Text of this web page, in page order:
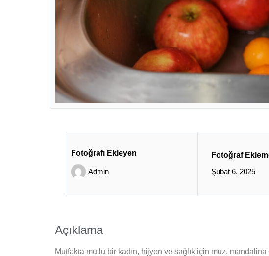
Fotoğrafı Ekleyen
Admin
Fotoğraf
Şubat 6, 2025
Açıklama
Mutfakta mutlu bir kadın, hijyen ve sağlık için muz, mandalina